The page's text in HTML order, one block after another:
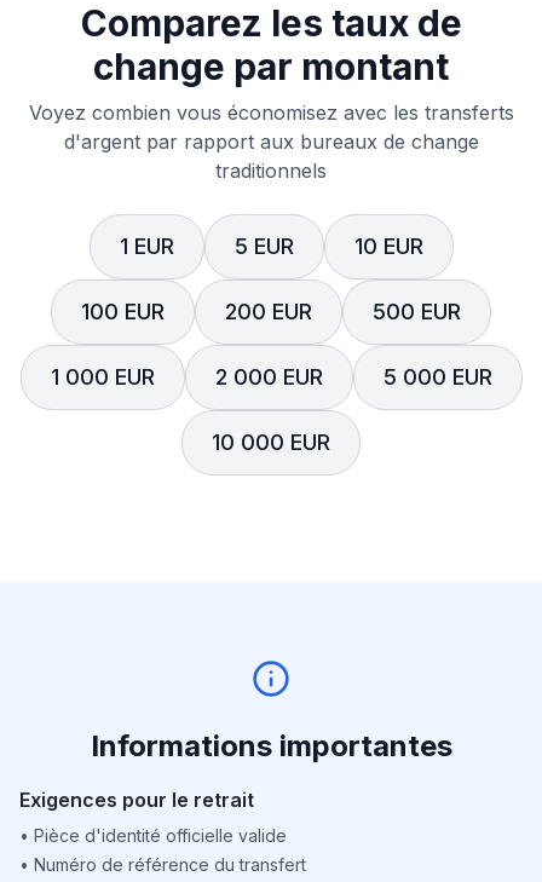
Comparez les taux de
change par montant
Voyez combien vous économisez avec les transferts
d'argent par rapport aux bureaux de change
traditionnels
1 EUR 5 EUR 10 EUR
100 EUR 200 EUR 500 EUR
1 000 EUR 2 000 EUR 5 000 EUR
10 000 EUR
Informations importantes
Exigences pour le retrait
• Pièce d'identité officielle valide
• Numéro de référence du transfert